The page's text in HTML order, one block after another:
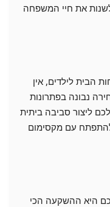
את חיי המשפחה
הבית לילדים, אין
נבונה בפתרונות
ליצור סביבה ביתית
עם מקסימום
היא ההשקעה הכי